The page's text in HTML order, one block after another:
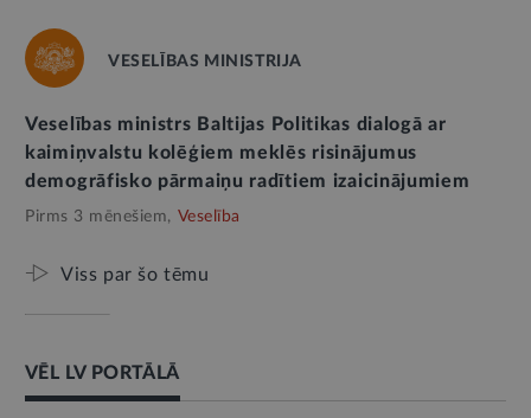
VESELĪBAS MINISTRIJA
Veselības ministrs Baltijas Politikas dialogā ar
kaimiņvalstu kolēģiem meklēs risinājumus
demogrāfisko pārmaiņu radītiem izaicinājumiem
Pirms 3 mēnešiem, Veselība
Viss par šo tēmu
VĒL LV PORTĀLĀ
AMATPERSONAS RUNA